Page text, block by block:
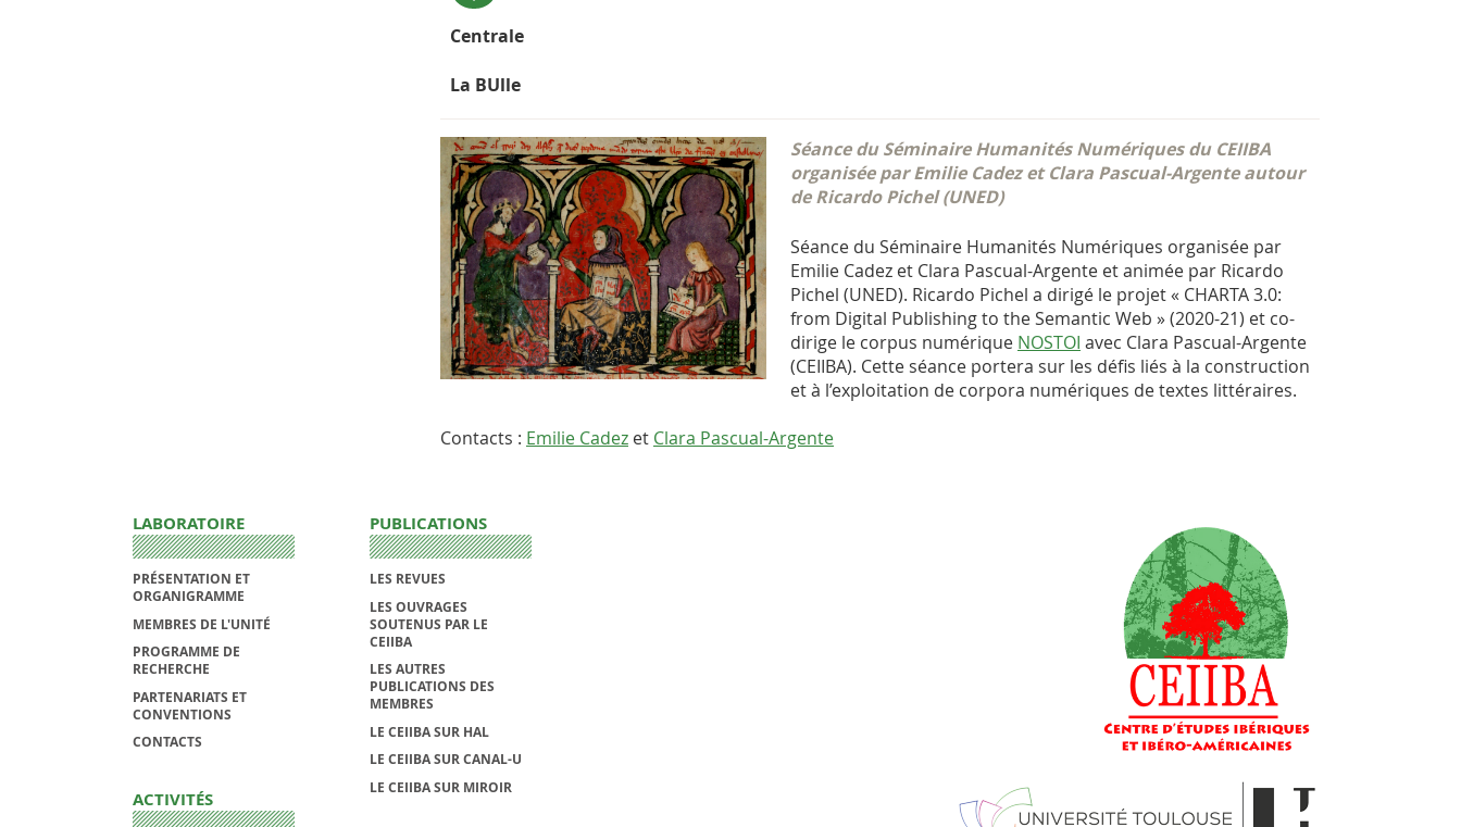
Centrale
La BUlle
Séance du Séminaire Humanités Numériques du CEIIBA
organisée par Emilie Cadez et Clara Pascual-Argente autour
de Ricardo Pichel (UNED)
Séance du Séminaire Humanités Numériques organisée par
Emilie Cadez et Clara Pascual-Argente et animée par Ricardo
Pichel (UNED). Ricardo Pichel a dirigé le projet « CHARTA 3.0:
from Digital Publishing to the Semantic Web » (2020-21) et co-
dirige le corpus numérique NOSTOI avec Clara Pascual-Argente
(CEIIBA). Cette séance portera sur les défis liés à la construction
et à l’exploitation de corpora numériques de textes littéraires.
Contacts : Emilie Cadez et Clara Pascual-Argente
LABORATOIRE
PRÉSENTATION ET
ORGANIGRAMME
MEMBRES DE L'UNITÉ
PROGRAMME DE
RECHERCHE
PARTENARIATS ET
CONVENTIONS
CONTACTS
ACTIVITÉS
PUBLICATIONS
LES REVUES
LES OUVRAGES
SOUTENUS PAR LE
CEIIBA
LES AUTRES
PUBLICATIONS DES
MEMBRES
LE CEIIBA SUR HAL
LE CEIIBA SUR CANAL-U
LE CEIIBA SUR MIROIR